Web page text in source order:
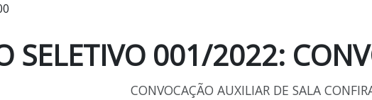
SELETIVO 001/2022:
CONVOCAÇÃO AUXILIAR DE SALA